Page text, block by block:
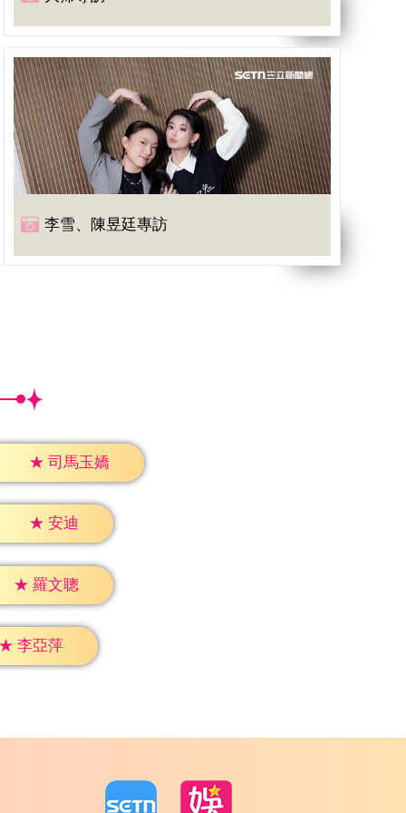
李雪、陳昱廷專訪
★ 司馬玉嬌
★ 安迪
★ 羅文聰
李亞萍